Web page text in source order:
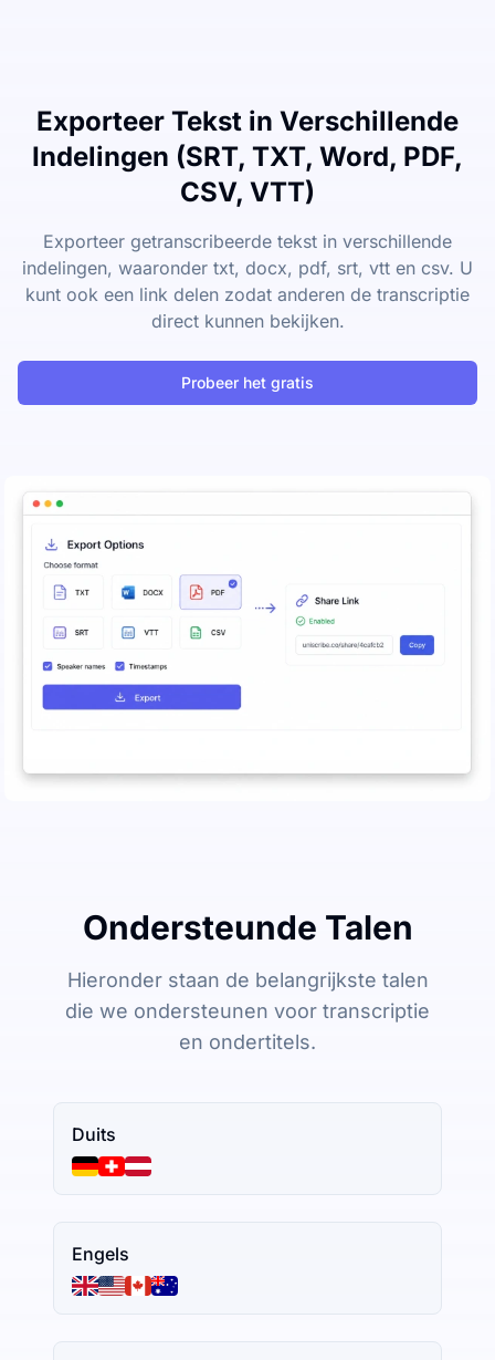
Exporteer Tekst in Verschillende
Indelingen (SRT, TXT, Word, PDF,
CSV, VTT)
Exporteer getranscribeerde tekst in verschillende
indelingen, waaronder txt, docx, pdf, srt, vtt en csv. U
kunt ook een link delen zodat anderen de transcriptie
direct kunnen bekijken.
Probeer het gratis
Ondersteunde Talen
Hieronder staan de belangrijkste talen
die we ondersteunen voor transcriptie
en ondertitels.
Duits
Engels